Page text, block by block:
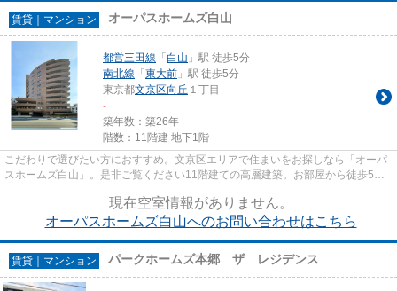
賃貸｜マンション オーパスホームズ白山
都営三田線 「 白山 」駅 徒歩5分
南北線 「 東大前 」駅 徒歩5分
東京都文京区向丘 １丁目
-
築年数：築26年
階数：11階建 地下1階
こだわりで選びたい方におすすめ。文京区エリアで住まいをお探しなら「オーパ
スホームズ白山」。是非ご覧ください11階建ての高層建築。お部屋から徒歩5分
現在空室情報がありません。
オーパスホームズ白山へのお問い合わせはこちら
賃貸｜マンション パークホームズ本郷 ザ レジデンス